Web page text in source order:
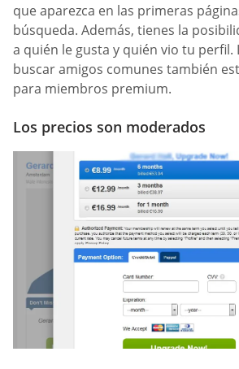
que aparezca en las primeras
búsqueda. Además, tienes la
a quién le gusta y quién vio tu perfil.
buscar amigos comunes también
para miembros premium.
Los precios son moderados